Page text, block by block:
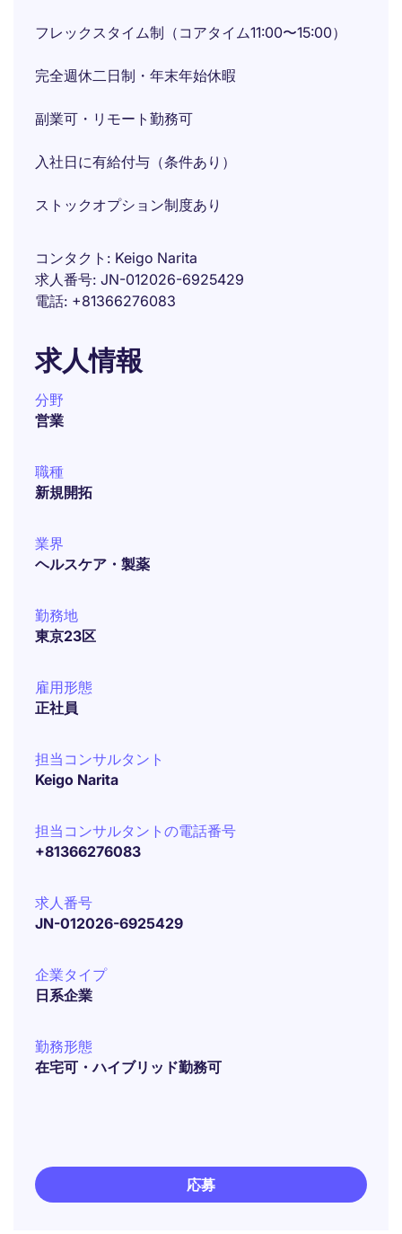
フレックスタイム制（コアタイム11:00〜15:00）
完全週休二日制・年末年始休暇
副業可・リモート勤務可
入社日に有給付与（条件あり）
ストックオプション制度あり
コンタクト
Keigo Narita
求人番号 JN-012026-6925429
電話 +81366276083
求人情報
分野
営業
職種
新規開拓
業界
ヘルスケア・製薬
勤務地
東京23区
雇用形態
正社員
担当コンサルタント
Keigo Narita
担当コンサルタントの電話番号
+81366276083
求人番号
JN-012026-6925429
企業タイプ
日系企業
勤務形態
在宅可・ハイブリッド勤務可
応募